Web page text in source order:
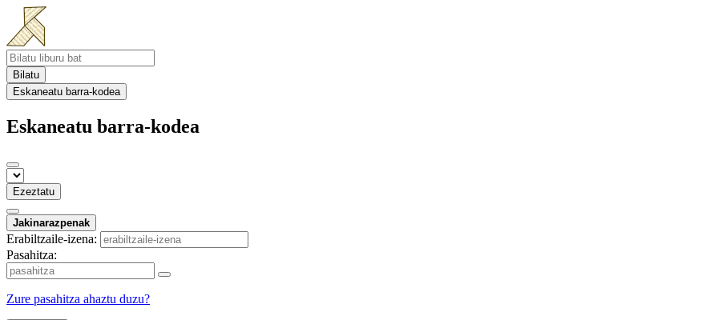
Bilatu
Eskaneatu barra-kodea
Eskaneatu barra-kodea
Ezeztatu
Jakinarazpenak
Erabiltzaile-izena:
Pasahitza:
Zure pasahitza ahaztu duzu?